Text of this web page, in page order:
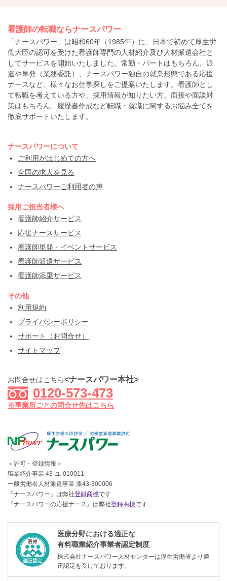
看護師の転職ならナースパワー
「ナースパワー」は昭和60年（1985年）に、日本で初めて厚生労
働大臣の認可を受けた看護師専門の人材紹介及び人材派遣会社と
してサービスを開始いたしました。常勤・パートはもちろん、派
遣や単発（業務委託）、ナースパワー独自の就業形態である応援
ナースなど、様々なお仕事探しをご提案いたします。看護師とし
て転職を考えている方や、採用情報が知りたい方、面接や面談対
策はもちろん、履歴書作成など転職・就職に関するお悩み全てを
徹底サポートいたします。
ナースパワーについて
ご利用がはじめての方へ
全国の求人を見る
ナースパワーご利用者の声
採用ご担当者様へ
看護師紹介サービス
応援ナースサービス
看護師単発・イベントサービス
看護師派遣サービス
看護師添乗サービス
その他
利用規約
プライバシーポリシー
サポート（お問合せ）
サイトマップ
お問合せはこちら<ナースパワー本社>
0120-573-473
※事業所ごとの問合せ先はこちら
＜許可・登録情報＞
職業紹介事業 43-ユ-010011
一般労働者人材派遣事業 派43-300006
『ナースパワー』は弊社登録商標です
『ナースパワーの応援ナース』は弊社登録商標です
医療分野における適正な
有料職業紹介事業者認定制度
株式会社ナースパワー人材センターは厚生労働省より適
正認定を受けております。